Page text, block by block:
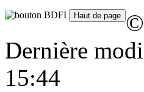
Dernière
15:44